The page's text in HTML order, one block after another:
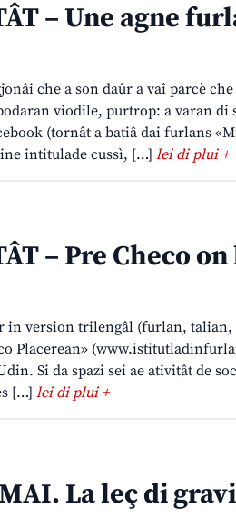
– Une agne
che a son daûr a vaî parcè
viodile, purtrop: a varan
(tornât a batiâ dai furlans
intitulade cussì, […] lei di plui +
– Pre Checo
in version trilengâl (furlan,
Placerean»
Si da spazi sei ae ativitât de
[…] lei di plui +
La leç di